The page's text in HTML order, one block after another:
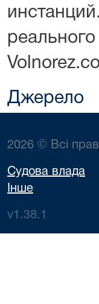
Джерело
2026 © Всі
Судова влада
Інше
v1.38.1